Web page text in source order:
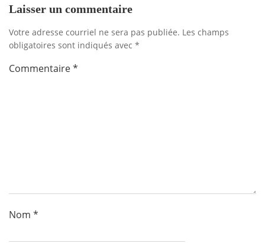
Laisser un commentaire
Votre adresse courriel ne sera pas publiée. Les champs
obligatoires sont indiqués avec *
Commentaire*
Nom *